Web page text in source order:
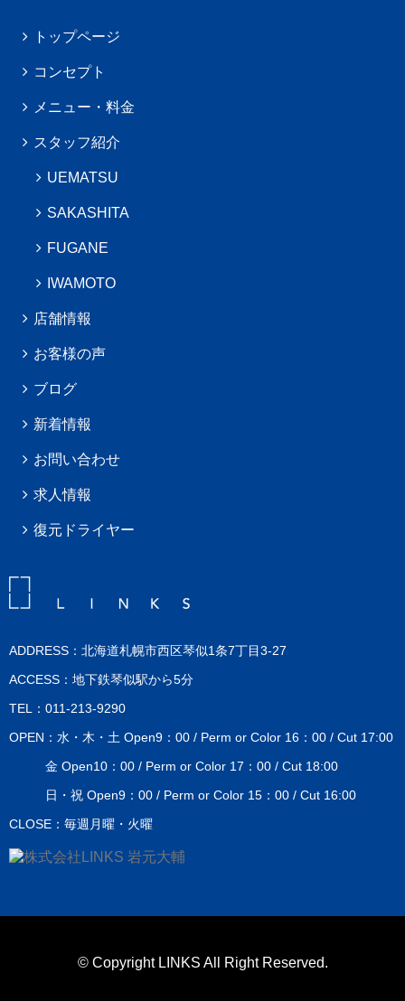
トップページ
コンセプト
メニュー・料金
スタッフ紹介
UEMATSU
SAKASHITA
FUGANE
IWAMOTO
店舗情報
お客様の声
ブログ
新着情報
お問い合わせ
求人情報
復元ドライヤー
ADDRESS：北海道札幌市西区琴似1条7丁目3-27
ACCESS：地下鉄琴似駅から5分
TEL：011-213-9290
OPEN：水・木・土 Open9：00 / Perm or Color 16：00 / Cut 17:00
金 Open10：00 / Perm or Color 17：00 / Cut 18:00
日・祝 Open9：00 / Perm or Color 15：00 / Cut 16:00
CLOSE：毎週月曜・火曜
© Copyright LINKS All Right Reserved.